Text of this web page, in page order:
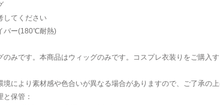
してください
バー(180℃耐熱)
のみです。本商品はウィッグのみです。コスプレ衣装りをご購入
境により素材感や色合いが異なる場合がありますので、ご了承の
保管：